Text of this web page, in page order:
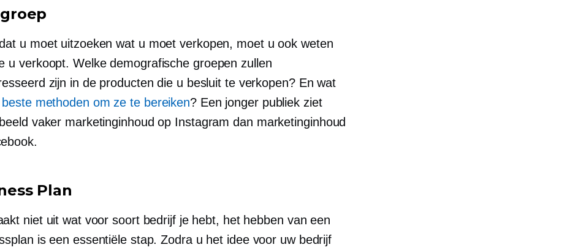
u moet uitzoeken wat u moet verkopen, moet u ook weten
u verkoopt. Welke demografische groepen zullen
zijn in de producten die u besluit te verkopen? En wat
beste methoden om ze te bereiken? Een jonger publiek ziet
vaker marketinginhoud op Instagram dan marketinginhoud
Plan
niet uit wat voor soort bedrijf je hebt, het hebben van een
is een essentiële stap. Zodra u het idee voor uw bedrijf